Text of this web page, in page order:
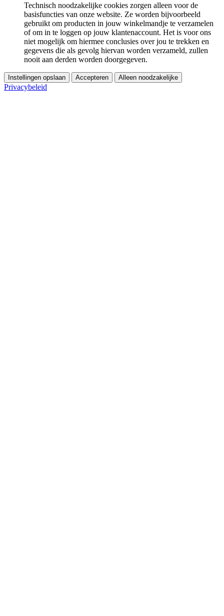
Technisch noodzakelijke cookies zorgen alleen voor de
basisfuncties van onze website. Ze worden bijvoorbeeld
gebruikt om producten in jouw winkelmandje te verzamelen
of om in te loggen op jouw klantenaccount. Het is voor ons
niet mogelijk om hiermee conclusies over jou te trekken en
gegevens die als gevolg hiervan worden verzameld, zullen
nooit aan derden worden doorgegeven.
Instellingen opslaan Accepteren Alleen noodzakelijke
Privacybeleid